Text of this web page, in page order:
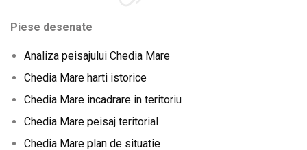
Piese desenate
Analiza peisajului Chedia Mare
Chedia Mare harti istorice
Chedia Mare incadrare in teritoriu
Chedia Mare peisaj teritorial
Chedia Mare plan de situatie